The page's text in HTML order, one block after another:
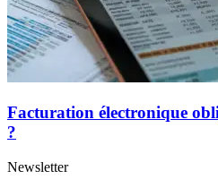
Facturation électronique
?
Newsletter